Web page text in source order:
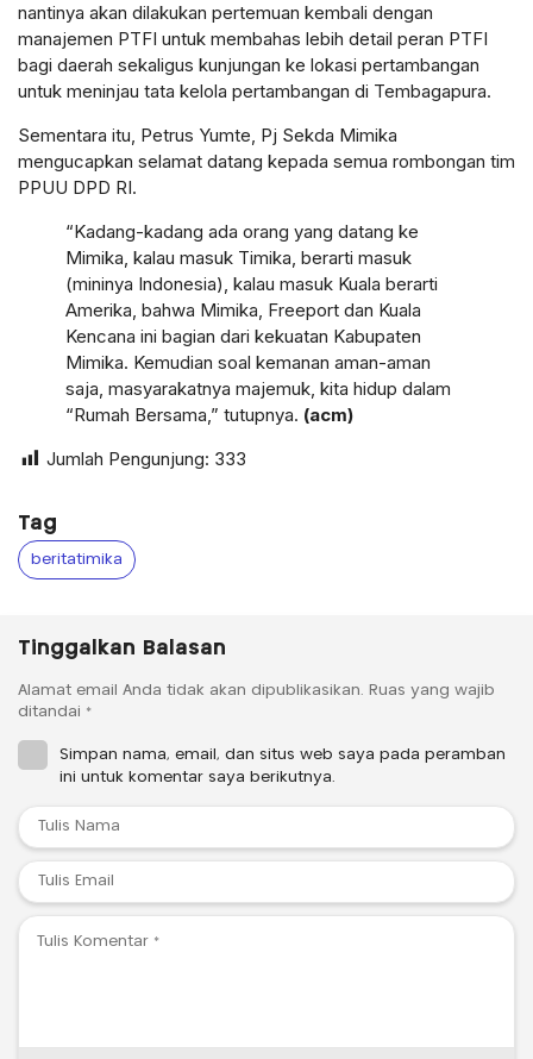
nantinya akan dilakukan pertemuan kembali dengan
manajemen PTFI untuk membahas lebih detail peran PTFI
bagi daerah sekaligus kunjungan ke lokasi pertambangan
untuk meninjau tata kelola pertambangan di Tembagapura.
Sementara itu, Petrus Yumte, Pj Sekda Mimika
mengucapkan selamat datang kepada semua rombongan tim
PPUU DPD RI.
“Kadang-kadang ada orang yang datang ke
Mimika, kalau masuk Timika, berarti masuk
(mininya Indonesia), kalau masuk Kuala berarti
Amerika, bahwa Mimika, Freeport dan Kuala
Kencana ini bagian dari kekuatan Kabupaten
Mimika. Kemudian soal kemanan aman-aman
saja, masyarakatnya majemuk, kita hidup dalam
“Rumah Bersama,” tutupnya. (acm)
Jumlah Pengunjung: 333
Tag
beritatimika
Tinggalkan Balasan
Alamat email Anda tidak akan dipublikasikan. Ruas yang wajib
ditandai *
Simpan nama, email, dan situs web saya pada peramban
ini untuk komentar saya berikutnya.